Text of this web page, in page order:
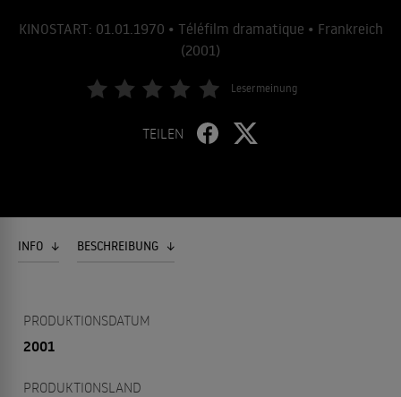
KINOSTART: 01.01.1970 • Téléfilm dramatique • Frankreich
(2001)
Lesermeinung
TEILEN
INFO BESCHREIBUNG
PRODUKTIONSDATUM
2001
PRODUKTIONSLAND